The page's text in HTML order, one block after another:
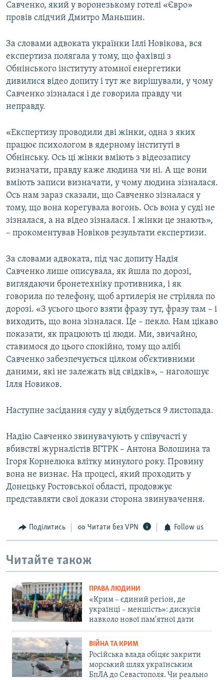
Савченко, який у воронезькому готелі «Євро»
провів слідчий Дмитро Маньшин.
За словами адвоката українки Іллі Новікова, вся
експертиза полягала у тому, що фахівці з
Обнінського інституту атомної енергетики
дивилися відео допиту і тут же вирішували, у чому
Савченко зізналася і де говорила правду чи
неправду.
«Експертизу проводили дві жінки, одна з яких
працює психологом в ядерному інституті в
Обнінську. Ось ці жінки вміють з відеозапису
визначати, правду каже людина чи ні. А ще вони
вміють записи визначати, у чому людина зізналася.
Ось нам зараз сказали, що Савченко зізналася у
тому, що вона корегувала вогонь. Ось вона у суді не
зізналася, а на відео зізналася. І жінки це знають»,
– прокоментував Новіков результати експертизи.
За словами адвоката, під час допиту Надія
Савченко лише описувала, як йшла по дорозі,
виглядаючи бронетехніку противника, і як
говорила по телефону, щоб артилерія не стріляла по
дорозі. «З усього цього взяти фразу тут, фразу там – і
виходить, що вона зізналася. Це – пекло. Нам цікаво
показати, як працюють ці люди. Ми, звичайно,
ставимося до цього спокійно, тому що алібі
Савченко забезпечується цілком об’єктивними
даними, які не залежать від свідків», – наголошує
Ілля Новиков.
Наступне засідання суду у відбудеться 9 листопада.
Надію Савченко звинувачують у співучасті у
вбивстві журналістів ВГТРК – Антона Волошина та
Ігоря Корнелюка влітку минулого року. Провину
вона не визнає. На процесі, який проходить у
Донецьку Ростовської області, продовжує
представляти свої докази сторона звинувачення.
Поділитись Читати без VPN Follow us
Читайте також
ПРАВА ЛЮДИНИ
«Крим – єдиний регіон, де
українці – меншість»: дискусія
навколо нової пам'ятної дати
ВІЙНА ТА КРИМ
Російська влада обіцяє закрити
морський шлях українським
БпЛА до Севастополя. Чи реально